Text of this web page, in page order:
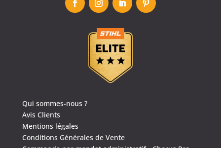
Qui sommes-nous ?
Avis Clients
Mentions légales
Conditions Générales de Vente